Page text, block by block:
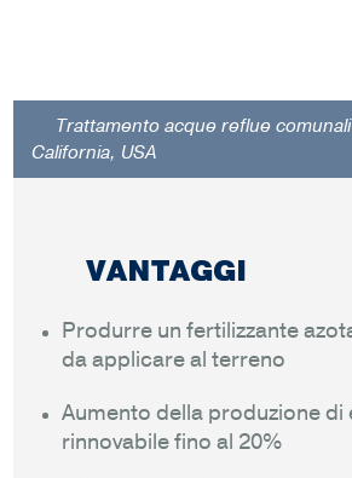
Trattamento acque reflue comunali
California, USA
VANTAGGI
Produrre un fertilizzante
da applicare al terreno
Aumento della produzione di
rinnovabile fino al 20%